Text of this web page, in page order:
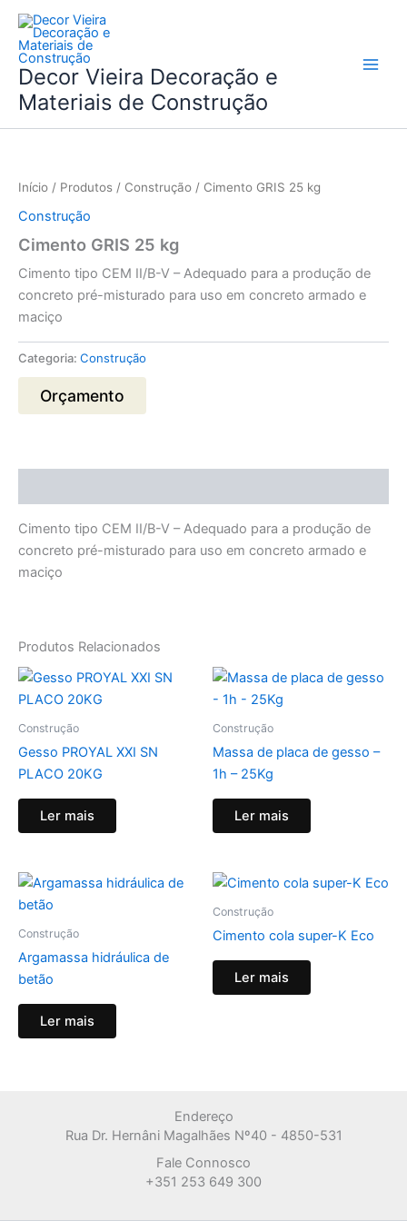
Skip
content
Decor Vieira Decoração e
Materiais de Construção
Início / Produtos / Construção / Cimento GRIS 25 kg
Construção
Cimento GRIS 25 kg
Cimento tipo CEM II/B-V – Adequado para a produção de
concreto pré-misturado para uso em concreto armado e
maciço
Categoria: Construção
Orçamento
Cimento tipo CEM II/B-V – Adequado para a produção de
concreto pré-misturado para uso em concreto armado e
maciço
Produtos Relacionados
Construção
Gesso PROYAL XXI SN
PLACO 20KG
Ler mais
Construção
Massa de placa de gesso –
1h – 25Kg
Ler mais
Construção
Argamassa hidráulica de
betão
Ler mais
Construção
Cimento cola super-K Eco
Ler mais
Endereço
Rua Dr. Hernâni Magalhães Nº40 - 4850-531
Fale Connosco
+351 253 649 300